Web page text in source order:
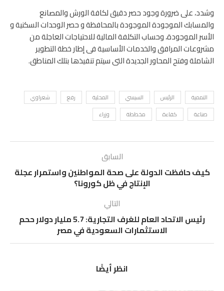
وشدد، على ضرورة وجود حصر دقيق لكافة الورش والمصانع
والمسابك الموجودة الموجودة بالمحافظة و حصر الوحدات السكنية و
الأسر الموجودة، وحساب التكلفة المالية للاحتياجات العاجلة من
مشروعات المرافق والخدمات الأساسية فى إطار خطة التطوير
الشاملة وفتح المحاور الجديدة التى سيتم تنفيذها بتلك المناطق.
التممية الرئيس السيسي المحلية رفع
شعراوي
صناعة
كفاءة مخططة وزراء
السابق
كيف حافظت الدولة على صحة المواطنين واستمرار عجلة
الإنتاج في ظل كورونا؟
التالي
رئيس الاتحاد العام للغرف التجارية: 5.7 مليار دولار ححم
الاستثمارات السعودية في مصر
انظر أيضًا